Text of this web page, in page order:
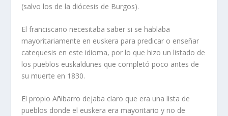
(salvo los de la diócesis de Burgos).
El franciscano necesitaba saber si se hablaba
mayoritariamente en euskera para predicar o enseñar
catequesis en este idioma, por lo que hizo un listado de
los pueblos euskaldunes que completó poco antes de
su muerte en 1830.
El propio Añibarro dejaba claro que era una lista de
pueblos donde el euskera era mayoritario y no de